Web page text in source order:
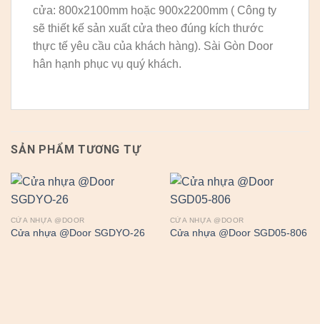
cửa: 800x2100mm hoặc 900x2200mm ( Công ty
sẽ thiết kế sản xuất cửa theo đúng kích thước
thực tế yêu cầu của khách hàng). Sài Gòn Door
hân hạnh phục vụ quý khách.
SẢN PHẨM TƯƠNG TỰ
CỬA NHỰA @DOOR
Cửa nhựa @Door SGDYO-26
CỬA NHỰA @DOOR
Cửa nhựa @Door SGD05-806